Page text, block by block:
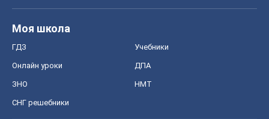
Моя школа
ГДЗ Учебники
Онлайн уроки ДПА
ЗНО НМТ
СНГ решебники